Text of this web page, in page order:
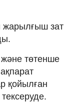
жарылғыш зат
және төтенше
қойылған